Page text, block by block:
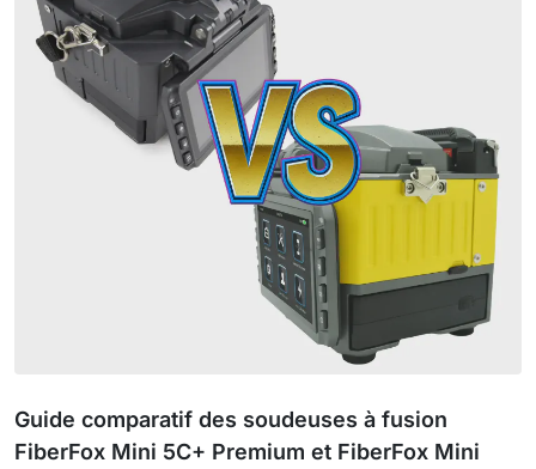
Guide comparatif des soudeuses à fusion
FiberFox Mini 5C+ Premium et FiberFox Mini